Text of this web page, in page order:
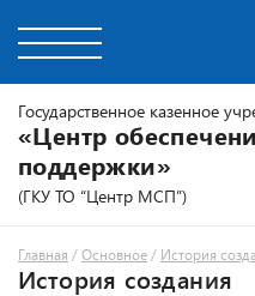
Государственное казенное
«Центр
поддержки»
(ГКУ ТО “Центр МСП”)
Главная /Основное / История
История создания